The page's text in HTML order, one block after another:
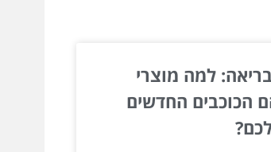
למה מוצרי
הכוכבים החדשים